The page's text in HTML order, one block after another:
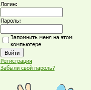
Логин:
Пароль:
Запомнить меня на этом
компьютере
Регистрация
Забыли свой пароль?